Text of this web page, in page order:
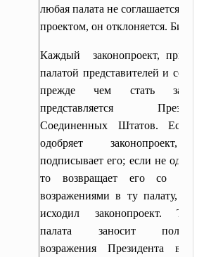
любая палата не соглашается с
проектом, он отклоняется. Билльэ
Каждый законопроект,
палатой представителей и
прежде чем стать
представляется
Соединенных Штатов. Если
одобряет законопроект,
подписывает его; если не
то возвращает его со
возражениями в ту палату,
исходил законопроект.
палата заносит
возражения Президента в